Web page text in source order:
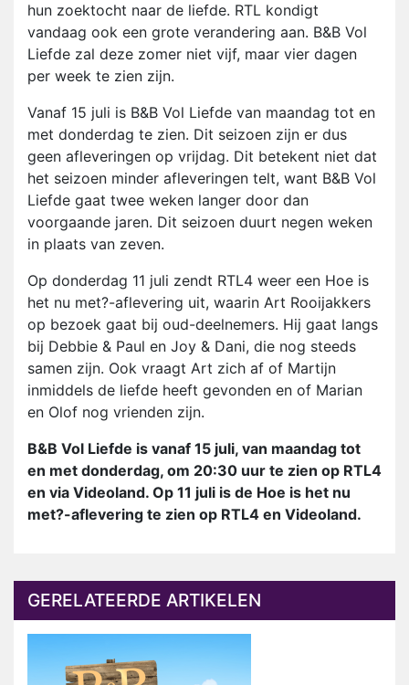
hun zoektocht naar de liefde. RTL kondigt
vandaag ook een grote verandering aan. B&B Vol
Liefde zal deze zomer niet vijf, maar vier dagen
per week te zien zijn.
Vanaf 15 juli is B&B Vol Liefde van maandag tot en
met donderdag te zien. Dit seizoen zijn er dus
geen afleveringen op vrijdag. Dit betekent niet dat
het seizoen minder afleveringen telt, want B&B Vol
Liefde gaat twee weken langer door dan
voorgaande jaren. Dit seizoen duurt negen weken
in plaats van zeven.
Op donderdag 11 juli zendt RTL4 weer een Hoe is
het nu met?-aflevering uit, waarin Art Rooijakkers
op bezoek gaat bij oud-deelnemers. Hij gaat langs
bij Debbie & Paul en Joy & Dani, die nog steeds
samen zijn. Ook vraagt Art zich af of Martijn
inmiddels de liefde heeft gevonden en of Marian
en Olof nog vrienden zijn.
B&B Vol Liefde is vanaf 15 juli, van maandag tot
en met donderdag, om 20:30 uur te zien op RTL4
en via Videoland. Op 11 juli is de Hoe is het nu
met?-aflevering te zien op RTL4 en Videoland.
GERELATEERDE ARTIKELEN